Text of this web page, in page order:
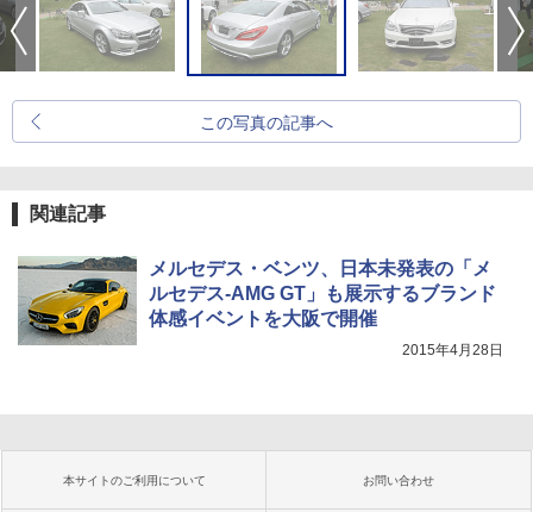
この写真の記事へ
関連記事
メルセデス・ベンツ、日本未発表の「メ
ルセデス-AMG GT」も展示するブランド
体感イベントを大阪で開催
2015年4月28日
本サイトのご利用について お問い合わせ